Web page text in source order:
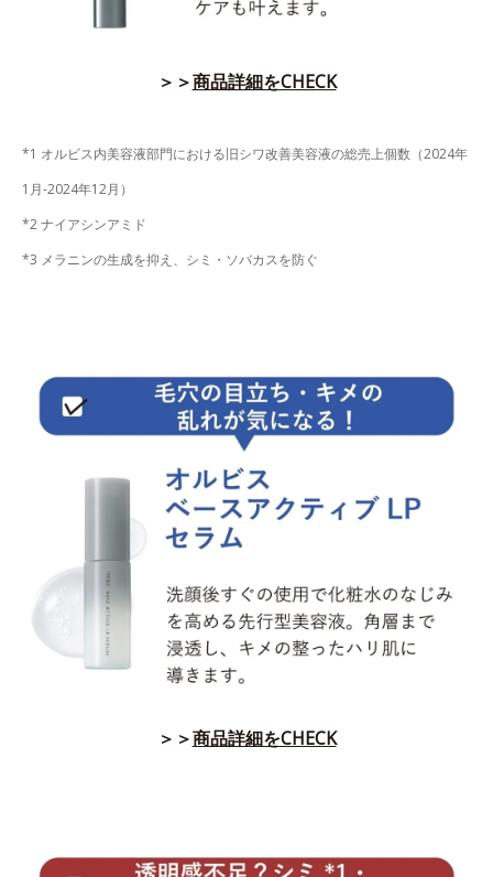
＞＞商品詳細をCHECK
*1 オルビス内美容液部門における旧シワ改善美容液の総売上個数（2024年
1月-2024年12月）
*2 ナイアシンアミド
*3 メラニンの生成を抑え、シミ・ソバカスを防ぐ
＞＞商品詳細をCHECK